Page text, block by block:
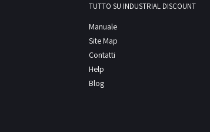
TUTTO SU INDUSTRIAL DISCOUNT
Manuale
Site Map
Contatti
Help
Blog